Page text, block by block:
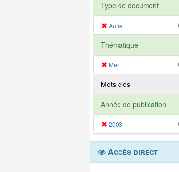
Type de document
Autre
Thématique
Mer
Mots clés
Année de publication
2003
Accès direct